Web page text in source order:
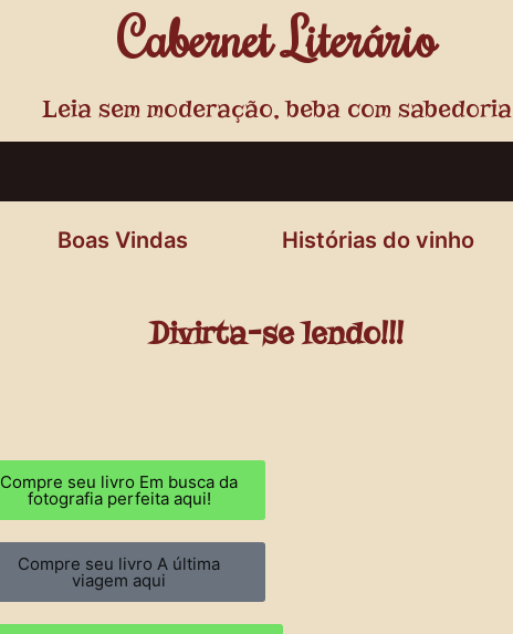
Cabernet Literário
Leia sem moderação, beba com sabedoria
Boas Vindas Histórias do vinho
Divirta-se lendo!!!
Compre seu livro Em busca da
fotografia perfeita aqui!
Compre seu livro A última
viagem aqui